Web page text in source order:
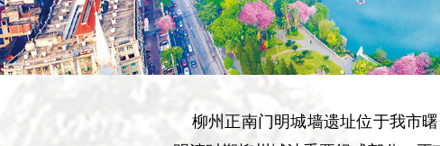
柳州正南门明城墙遗址位于我市曙